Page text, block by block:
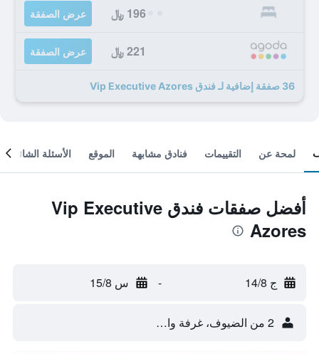
196 ﷼ عرض الصفقة
221 ﷼ عرض الصفقة
36 صفقة إضافية لـ فندق Vip Executive Azores
لمحة عن التقييمات فنادق مشابهة الموقع الأسئلة الشائعة
أفضل صفقات فندق Vip Executive
Azores
ج 14/8 - س 15/8
2 من الضيوف، غرفة واحدة